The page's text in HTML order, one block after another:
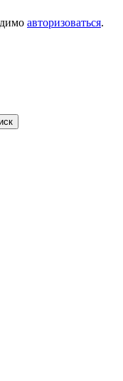
авторизоваться.